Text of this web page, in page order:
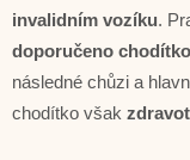
invalidním vozíku.
doporučeno chodítko
následné chůzi a
chodítko však